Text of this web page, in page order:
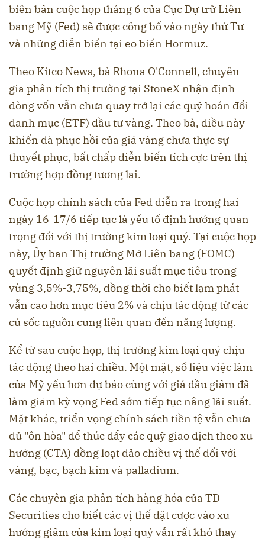
biên bản cuộc họp tháng 6 của Cục Dự trữ Liên
bang Mỹ (Fed) sẽ được công bố vào ngày thứ Tư
và những diễn biến tại eo biển Hormuz.
Theo Kitco News, bà Rhona O'Connell, chuyên
gia phân tích thị trường tại StoneX nhận định
dòng vốn vẫn chưa quay trở lại các quỹ hoán đổi
danh mục (ETF) đầu tư vàng. Theo bà, điều này
khiến đà phục hồi của giá vàng chưa thực sự
thuyết phục, bất chấp diễn biến tích cực trên thị
trường hợp đồng tương lai.
Cuộc họp chính sách của Fed diễn ra trong hai
ngày 16-17/6 tiếp tục là yếu tố định hướng quan
trọng đối với thị trường kim loại quý. Tại cuộc họp
này, Ủy ban Thị trường Mở Liên bang (FOMC)
quyết định giữ nguyên lãi suất mục tiêu trong
vùng 3,5%-3,75%, đồng thời cho biết lạm phát
vẫn cao hơn mục tiêu 2% và chịu tác động từ các
cú sốc nguồn cung liên quan đến năng lượng.
Kể từ sau cuộc họp, thị trường kim loại quý chịu
tác động theo hai chiều. Một mặt, số liệu việc làm
của Mỹ yếu hơn dự báo cùng với giá dầu giảm đã
làm giảm kỳ vọng Fed sớm tiếp tục nâng lãi suất.
Mặt khác, triển vọng chính sách tiền tệ vẫn chưa
đủ "ôn hòa" để thúc đẩy các quỹ giao dịch theo xu
hướng (CTA) đồng loạt đảo chiều vị thế đối với
vàng, bạc, bạch kim và palladium.
Các chuyên gia phân tích hàng hóa của TD
Securities cho biết các vị thế đặt cược vào xu
hướng giảm của kim loại quý vẫn rất khó thay